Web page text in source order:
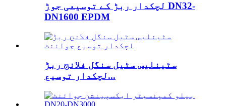
لچکدار ربڑ کے توسیعی جوڑ DN32-
DN1600 EPDM
سٹینلیس سٹیل سنگل فلانج ربڑ
لچکدار توسیع...